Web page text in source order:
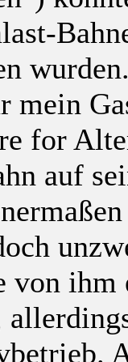
mein
for
auf
von ihm